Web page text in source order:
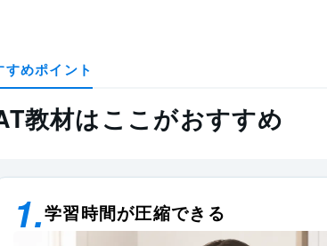
すめポイント
教材はここがおすすめ
学習時間が圧縮できる